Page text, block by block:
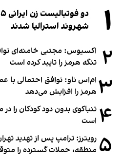
۱
شهروند استرالیا شدند
۲ اکسیوس: مجتبی خامنه‌ای
تنگه هرمز را تایید کرده است
۳ ام‌اس ناو: توافق احتمالی با
هرمز را افزایش می‌دهد
۴ تنباکوی بدون دود کودکان را در
است
۵ رویترز: ترامپ پس از تهدید
منطقه، حملات گسترده را